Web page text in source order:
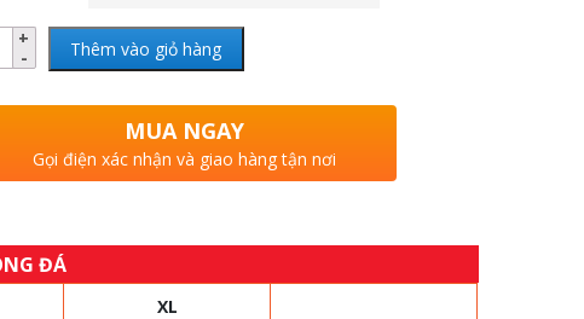
Thêm vào giỏ hàng
MUA NGAY
Gọi điện xác nhận và giao hàng tận nơi
ĐÁ
XL